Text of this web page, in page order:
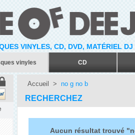
VINYLES, CD, DVD, MATÉRIEL
vinyles CD
Accueil > no g no b
RECHERCHEZ
Aucun résultat trouvé